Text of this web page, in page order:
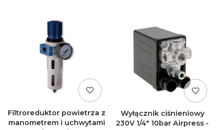
Filtroreduktor powietrza z
manometrem i uchwytami
Wyłącznik ciśnieniowy
230V 1/4" 10bar Airpress -